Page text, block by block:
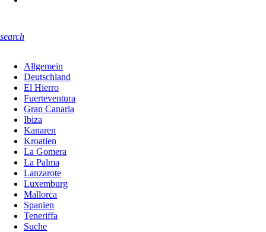
search
Allgemein
Deutschland
El Hierro
Fuerteventura
Gran Canaria
Ibiza
Kanaren
Kroatien
La Gomera
La Palma
Lanzarote
Luxemburg
Mallorca
Spanien
Teneriffa
Suche